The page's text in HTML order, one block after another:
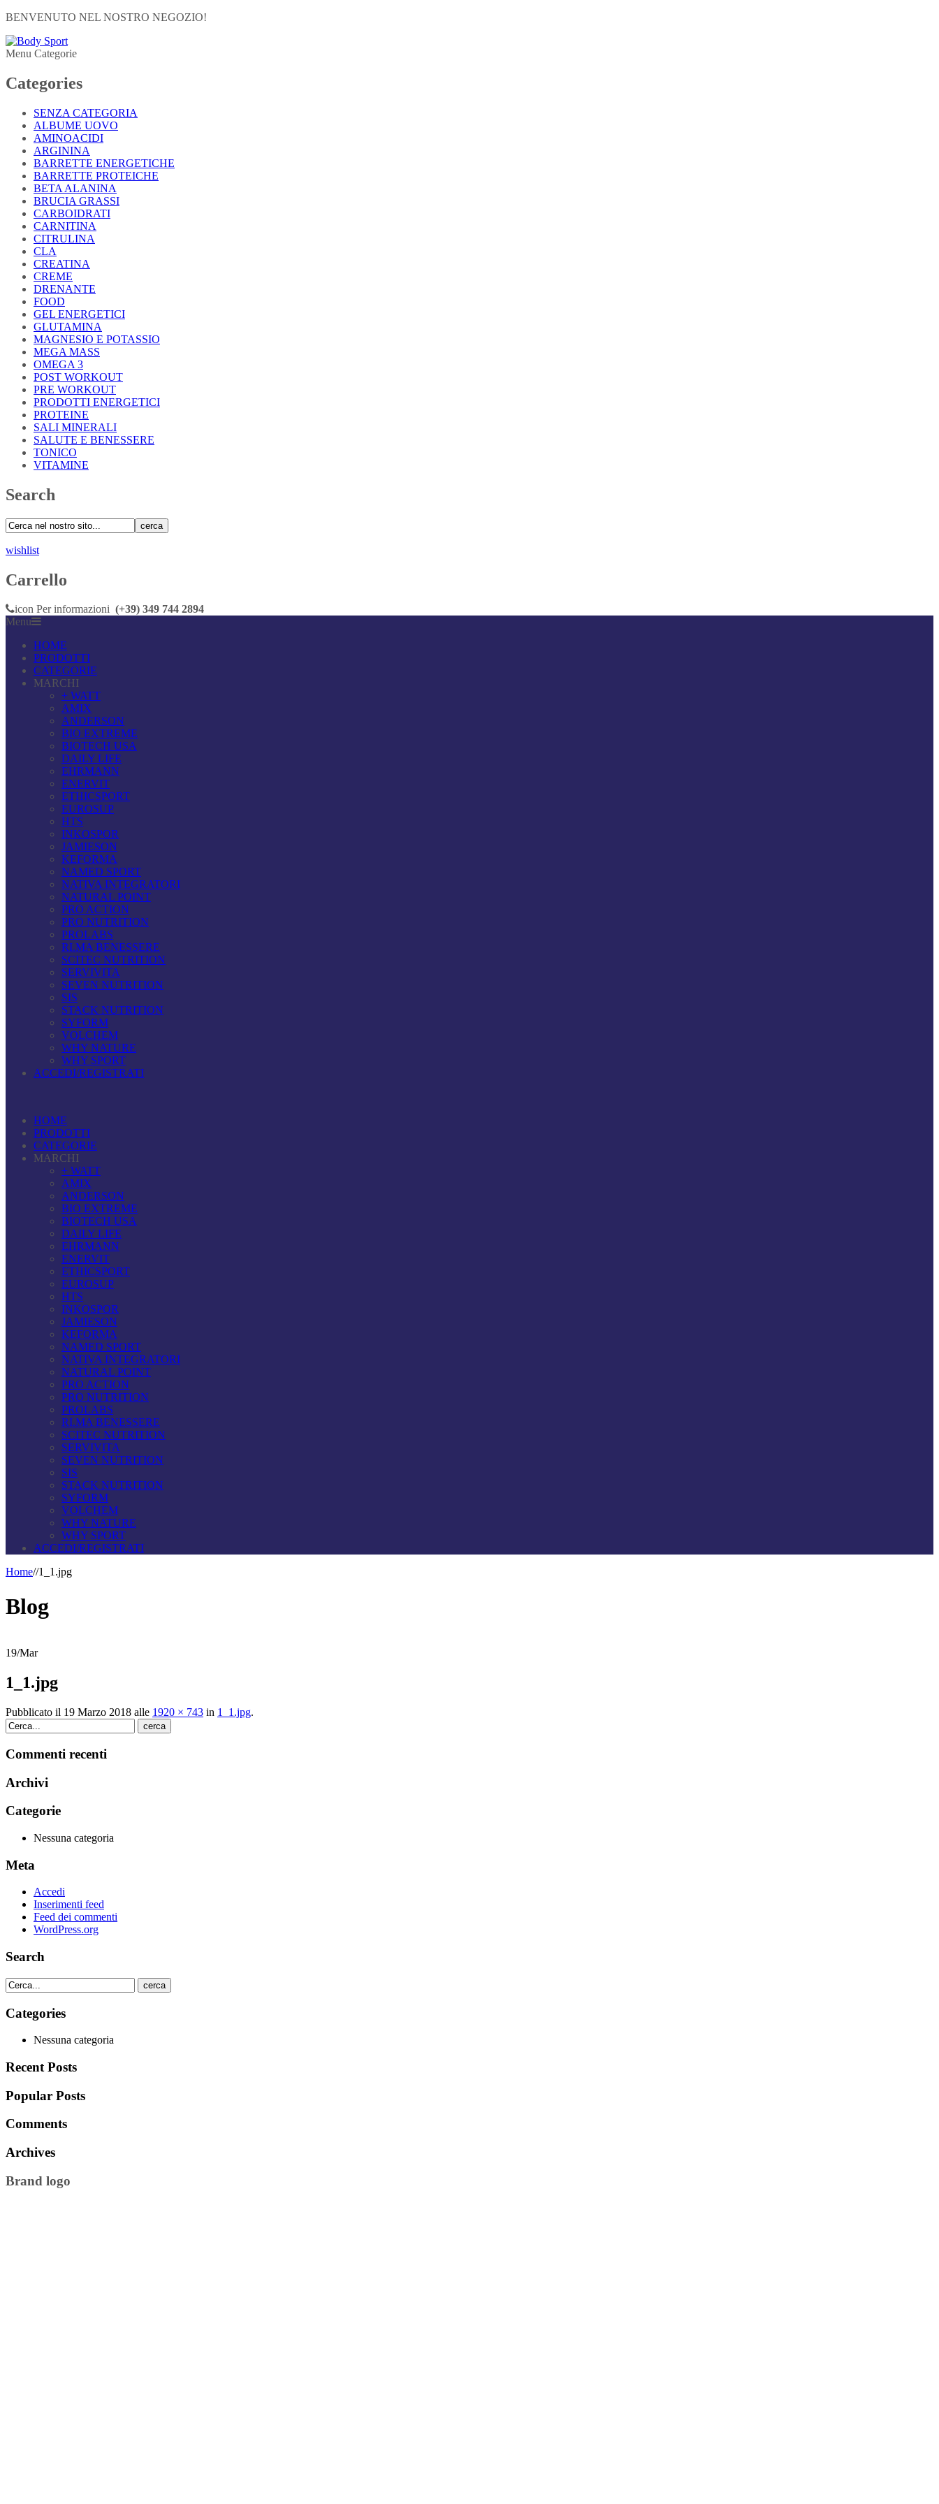
BENVENUTO NEL NOSTRO NEGOZIO!
Menu Categorie
Categories
SENZA CATEGORIA
ALBUME UOVO
AMINOACIDI
ARGININA
BARRETTE ENERGETICHE
BARRETTE PROTEICHE
BETA ALANINA
BRUCIA GRASSI
CARBOIDRATI
CARNITINA
CITRULINA
CLA
CREATINA
CREME
DRENANTE
FOOD
GEL ENERGETICI
GLUTAMINA
MAGNESIO E POTASSIO
MEGA MASS
OMEGA 3
POST WORKOUT
PRE WORKOUT
PRODOTTI ENERGETICI
PROTEINE
SALI MINERALI
SALUTE E BENESSERE
TONICO
VITAMINE
Search
cerca
wishlist
Carrello
icon Per informazioni (+39) 349 744 2894
Menu
HOME
PRODOTTI
CATEGORIE
MARCHI
+ WATT
AMIX
ANDERSON
BIO EXTREME
BIOTECH USA
DAILY LIFE
EHRMANN
ENERVIT
ETHICSPORT
EUROSUP
HTS
INKOSPOR
JAMIESON
KEFORMA
NAMED SPORT
NATIVA INTEGRATORI
NATURAL POINT
PRO ACTION
PRO NUTRITION
PROLABS
RI.MA BENESSERE
SCITEC NUTRITION
SERVIVITA
SEVEN NUTRITION
SIS
STACK NUTRITION
SYFORM
VOLCHEM
WHY NATURE
WHY SPORT
ACCEDI/REGISTRATI
HOME
PRODOTTI
CATEGORIE
MARCHI
+ WATT
AMIX
ANDERSON
BIO EXTREME
BIOTECH USA
DAILY LIFE
EHRMANN
ENERVIT
ETHICSPORT
EUROSUP
HTS
INKOSPOR
JAMIESON
KEFORMA
NAMED SPORT
NATIVA INTEGRATORI
NATURAL POINT
PRO ACTION
PRO NUTRITION
PROLABS
RI.MA BENESSERE
SCITEC NUTRITION
SERVIVITA
SEVEN NUTRITION
SIS
STACK NUTRITION
SYFORM
VOLCHEM
WHY NATURE
WHY SPORT
ACCEDI/REGISTRATI
Home//1_1.jpg
Blog
19/Mar
1_1.jpg
Pubblicato il 19 Marzo 2018 alle 1920 × 743 in 1_1.jpg.
cerca
Commenti recenti
Archivi
Categorie
Nessuna categoria
Meta
Accedi
Inserimenti feed
Feed dei commenti
WordPress.org
Search
cerca
Categories
Nessuna categoria
Recent Posts
Popular Posts
Comments
Archives
Brand logo